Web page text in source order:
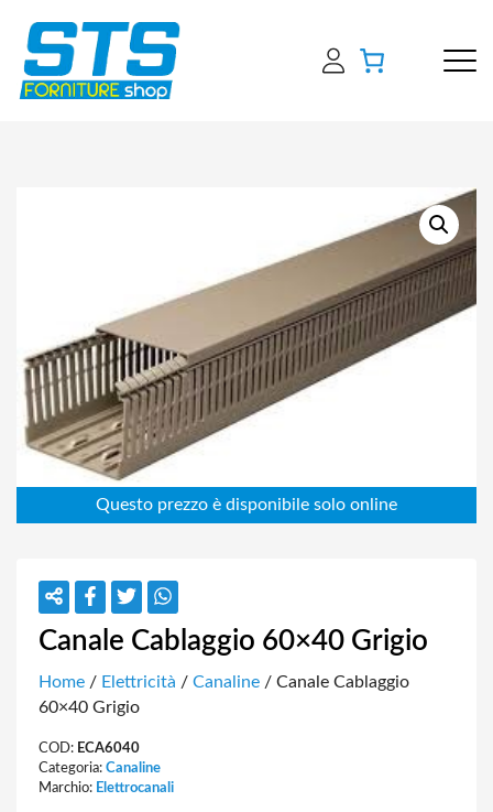
Canale Cablaggio 60×40 Grigio
Home / Elettricità / Canaline / Canale Cablaggio
60×40 Grigio
COD: ECA6040
Categoria: Canaline
Marchio: Elettrocanali